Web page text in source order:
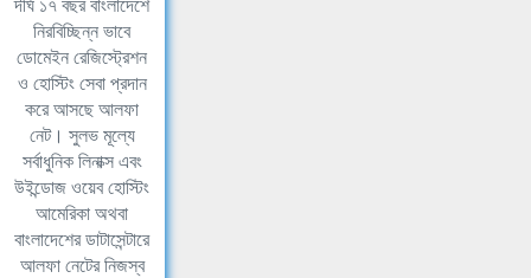
দীর্ঘ ১৭ বছর বাংলাদেশে
নিরবিচ্ছিন্ন ভাবে
ডোমেইন রেজিস্ট্রেশন
ও হোস্টিং সেবা প্রদান
করে আসছে আলফা
নেট। সুলভ মূল্যে
সর্বাধুনিক লিনাক্স এবং
উইন্ডোজ ওয়েব হোস্টিং
আমেরিকা অথবা
বাংলাদেশের ডাটাসেন্টারে
আলফা নেটের নিজস্ব